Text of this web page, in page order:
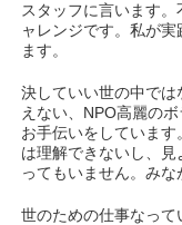
スタッフに言います
ャレンジです。私が
ます。
決していい世の中で
えない、NPO高麗の
お手伝いをしていま
は理解できないし、
ってもいません。みな
世のための仕事なって